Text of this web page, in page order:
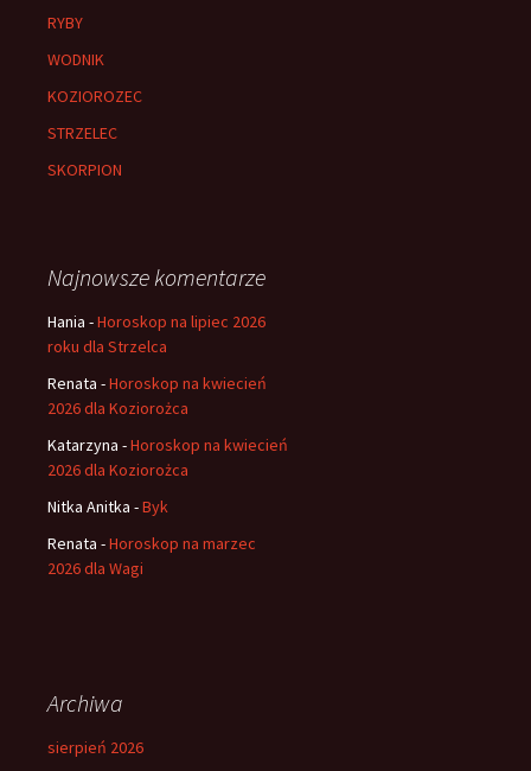
RYBY
WODNIK
KOZIOROZEC
STRZELEC
SKORPION
Najnowsze komentarze
Hania -Horoskop na lipiec 2026
roku dla Strzelca
Renata -Horoskop na kwiecień
2026 dla Koziorożca
Katarzyna -Horoskop na kwiecień
2026 dla Koziorożca
Nitka Anitka -Byk
Renata -Horoskop na marzec
2026 dla Wagi
Archiwa
sierpień 2026